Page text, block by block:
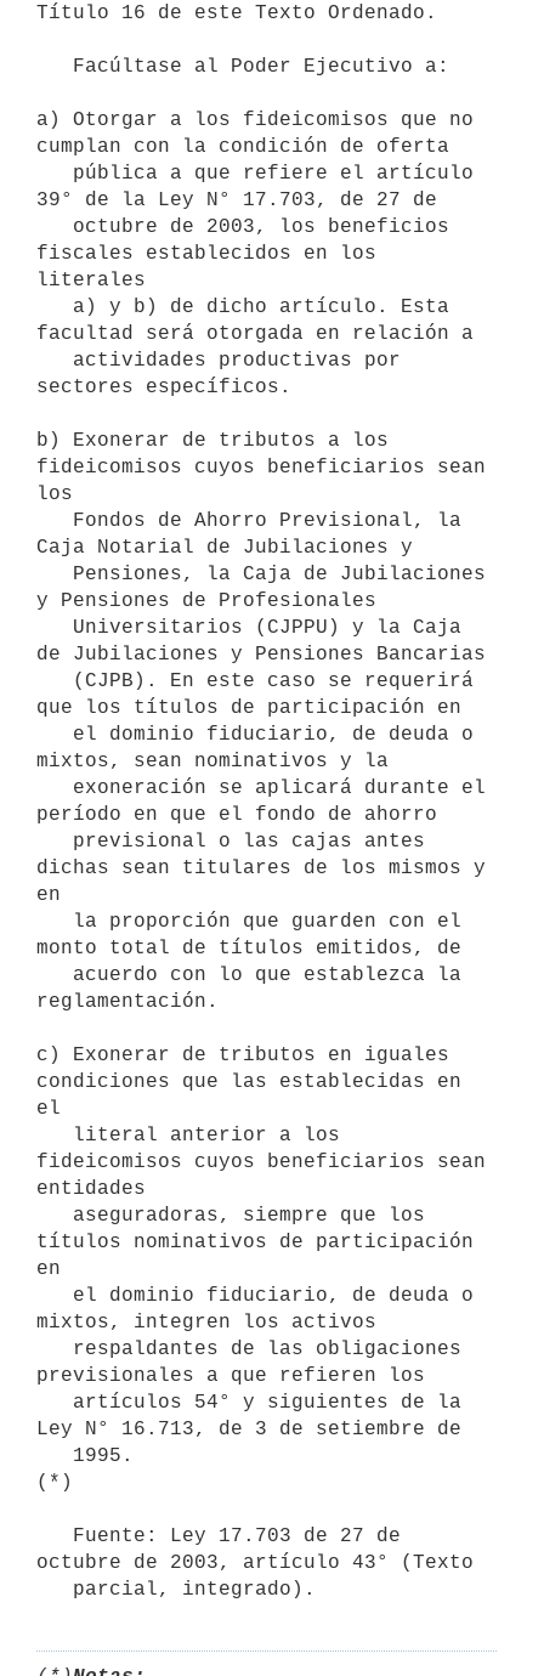
Título 16 de este Texto Ordenado.
a) Otorgar a los fideicomisos que no
cumplan con la condición de oferta
39° de la Ley N° 17.703, de 27 de
fiscales establecidos en los
literales
facultad será otorgada en relación a
sectores específicos.
b) Exonerar de tributos a los
fideicomisos cuyos beneficiarios sean
los
Caja Notarial de Jubilaciones y
y Pensiones de Profesionales
de Jubilaciones y Pensiones Bancarias
que los títulos de participación en
mixtos, sean nominativos y la
período en que el fondo de ahorro
dichas sean titulares de los mismos y
en
monto total de títulos emitidos, de
reglamentación.
c) Exonerar de tributos en iguales
condiciones que las establecidas en
el
fideicomisos cuyos beneficiarios sean
entidades
títulos nominativos de participación
en
mixtos, integren los activos
previsionales a que refieren los
Ley N° 16.713, de 3 de setiembre de
(*)
octubre de 2003, artículo 43° (Texto
   parcial, integrado).